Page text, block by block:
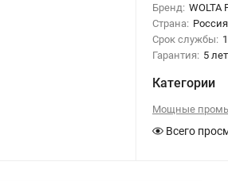
Бренд: WOLTA
Страна: Россия
Срок службы:
Гарантия: 5 лет
Категории
Мощные
Всего